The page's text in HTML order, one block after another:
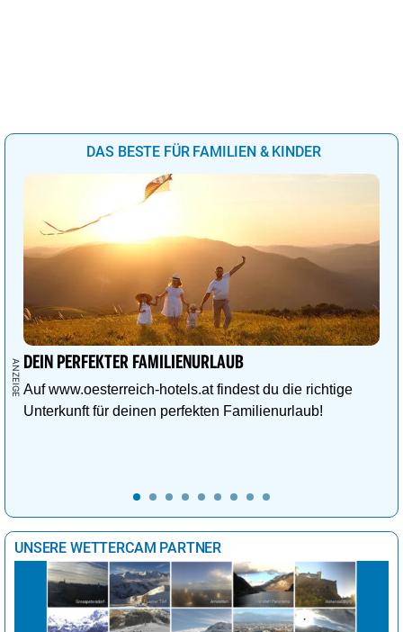
DAS BESTE FÜR FAMILIEN & KINDER
DEIN PERFEKTER FAMILIENURLAUB
Auf www.oesterreich-hotels.at findest du die richtige
Unterkunft für deinen perfekten Familienurlaub!
UNSERE WETTERCAM PARTNER